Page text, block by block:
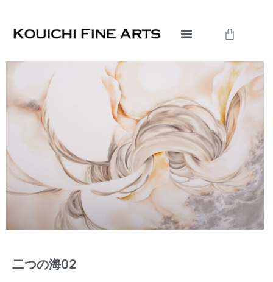
Cart
二つの海02